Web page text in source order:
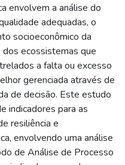
envolvem a análise do
adequadas, o
socioeconômico da
dos ecossistemas que
a falta ou excesso
gerenciada através de
de decisão. Este estudo
indicadores para as
resiliência e
envolvendo uma análise
de Análise de Processo